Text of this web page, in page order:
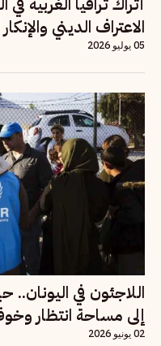
الاعتراف الديني
05 يوليو 2026
اللاجئون في اليونان..
إلى مساحة انتظار
02 يونيو 2026